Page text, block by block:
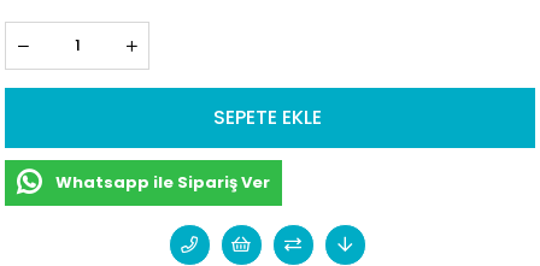
Whatsapp ile Sipariş Ver